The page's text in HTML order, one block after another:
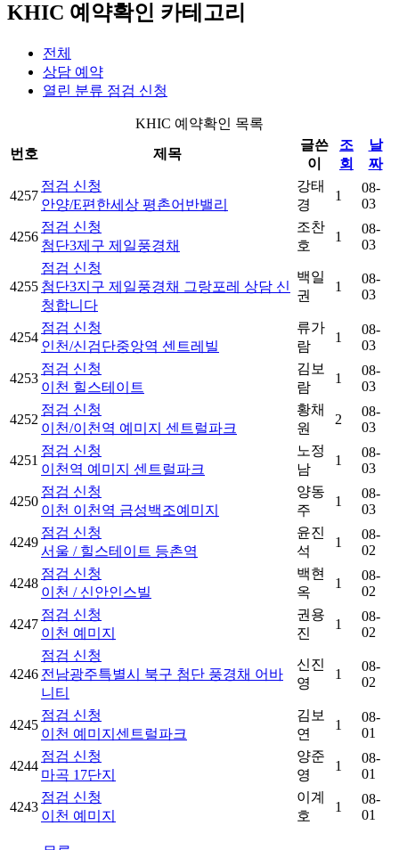
KHIC 예약확인 카테고리
전체
상담 예약
열린 분류 점검 신청
KHIC 예약확인 목록
번호
제목
글쓴
이
조
회
날
짜
4257
점검 신청
안양/E편한세상 평촌어반밸리
강태
경
1
08-
03
4256
점검 신청
첨단3제구 제일풍경채
조찬
호
1
08-
03
4255
점검 신청
첨단3지구 제일풍경채 그랑포레 상담 신
청합니다
백일
권
1
08-
03
4254
점검 신청
인천/신검단중앙역 센트레빌
류가
람
1
08-
03
4253
점검 신청
이천 힐스테이트
김보
람
1
08-
03
4252
점검 신청
이천/이천역 예미지 센트럴파크
황채
원
2
08-
03
4251
점검 신청
이천역 예미지 센트럴파크
노정
남
1
08-
03
4250
점검 신청
이천 이천역 금성백조예미지
양동
주
1
08-
03
4249
점검 신청
서울 / 힐스테이트 등촌역
윤진
석
1
08-
02
4248
점검 신청
이천 / 신안인스빌
백현
옥
1
08-
02
4247
점검 신청
이천 예미지
권용
진
1
08-
02
4246
점검 신청
전남광주특별시 북구 첨단 풍경채 어바
니티
신진
영
1
08-
02
4245
점검 신청
이천 예미지센트럴파크
김보
연
1
08-
01
4244
점검 신청
마곡 17단지
양준
영
1
08-
01
4243
점검 신청
이천 예미지
이계
호
1
08-
01